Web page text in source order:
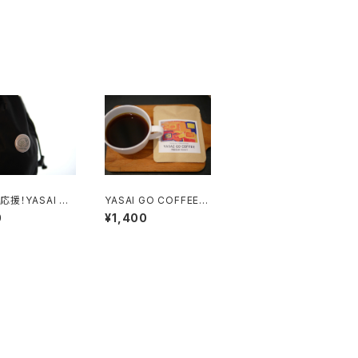
援！YASAI GO
ージュ）
YASAI GO COFFEE B
AG（中煎り）5個入り
¥1,400